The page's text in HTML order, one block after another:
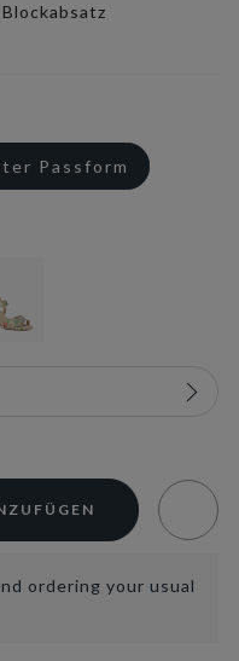
Passform
ordering your usual